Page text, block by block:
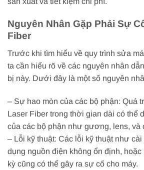
Nguyên Nhân Gặp Phải Sự
Fiber
Trước khi tìm hiểu về quy trình sửa
ta cần hiểu rõ về các nguyên nhân
bị này. Dưới đây là một số nguyên
– Sự hao mòn của các bộ phận: Quá
Laser Fiber trong thời gian dài có thể
của các bộ phận như gương, lens, và
– Lỗi kỹ thuật: Các lỗi kỹ thuật như
dụng nguồn điện không ổn định, hoặc
kỳ cũng có thể gây ra sự cố cho máy.